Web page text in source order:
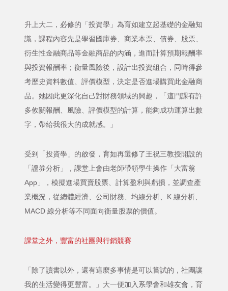
升上大二，必修的「投資學」為育如建立起基礎的金融知
識，課程內容先是學習國庫券、商業本票、債券、股票、
衍生性金融商品等金融商品的內涵，進而計算預期報酬率
與投資報酬率；衡量風險後，設計出投資組合，同時得參
考歷史資料數值、評價模型，決定是否進場購買此金融商
品。她因此更深化自己對財務領域的興趣，「這門課有許
多攸關報酬、風險、評價模型的計算，能夠成功運算出數
字，帶給我很大的成就感。」
受到「投資學」的啟發，育如再選修了王祝三教授開設的
「證券分析」，課堂上會由老師帶領學生操作「大富翁
App」，模擬進場買賣股票、計算盈利與虧損，並調查產
業概況，從總體經濟、公司財務、均線分析、K 線分析、
MACD 線分析等不同面向衡量股票的價值。
課堂之外，豐富的社團與行銷競賽
「除了讀書以外，還有這麼多事情是可以嘗試的，社團讓
我的生活變得更豐富。」大一便加入系學會和雄友會，育